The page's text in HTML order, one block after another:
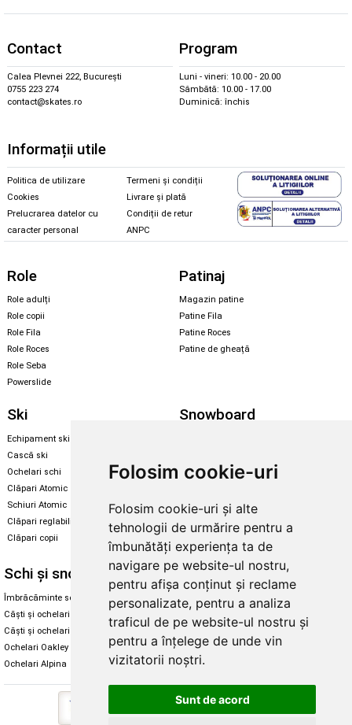
Folosim cookie-uri
Folosim cookie-uri și alte
tehnologii de urmărire pentru a
îmbunătăți experiența ta de
navigare pe website-ul nostru,
pentru afișa conținut și reclame
personalizate, pentru a analiza
traficul de pe website-ul nostru și
pentru a înțelege de unde vin
vizitatorii noștri.
Sunt de acord
Contact
Calea Plevnei 222, București
0755 223 274
contact@skates.ro
Program
Luni - vineri: 10.00 - 20.00
Sâmbătă: 10.00 - 17.00
Duminică: închis
Informații utile
Politica de utilizare
Cookies
Prelucrarea datelor cu
caracter personal
Termeni și condiții
Livrare și plată
Condiții de retur
ANPC
Role
Role adulți
Role copii
Role Fila
Role Roces
Role Seba
Powerslide
Patinaj
Magazin patine
Patine Fila
Patine Roces
Patine de gheață
Ski
Echipament ski
Cască ski
Ochelari schi
Clăpari Atomic
Schiuri Atomic
Clăpari reglabili
Clăpari copii
Snowboard
Legături Rome SDS
Skate & longboard
Santa Cruz
Enuff Skateboards
Schi și snowboard
Îmbrăcăminte schi și snowboard
Căști și ochelari de iarnă
Căști și ochelari Alpina
Ochelari Oakley
Ochelari Alpina
Diverse
Cum aleg rolele
Cum aleg ochelarii
Ochelari de soare Oakley
Ochelari de soare Alpina
Intretinere manusi